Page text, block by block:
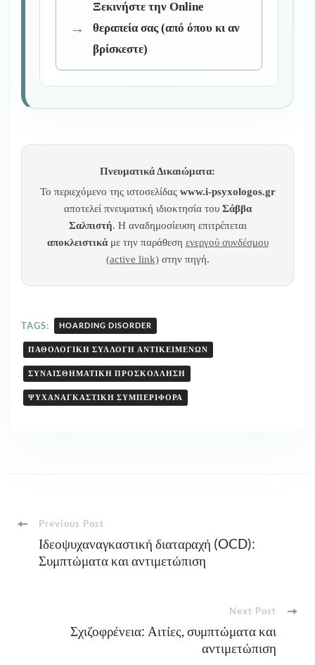
Ξεκινήστε την Online
θεραπεία σας (από όπου κι αν
βρίσκεστε)
Πνευματικά Δικαιώματα:
Το περιεχόμενο της ιστοσελίδας www.i-psyxologos.gr
αποτελεί πνευματική ιδιοκτησία του Σάββα
Σαλπιστή. Η αναδημοσίευση επιτρέπεται
αποκλειστικάμε την παράθεση ενεργού συνδέσμου
(active link)στην πηγή.
TAGS: HOARDING DISORDER
ΠΑΘΟΛΟΓΙΚΉ ΣΥΛΛΟΓΉ ΑΝΤΙΚΕΙΜΈΝΩΝ
ΣΥΝΑΙΣΘΗΜΑΤΙΚΉ ΠΡΟΣΚΌΛΛΗΣΗ
ΨΥΧΑΝΑΓΚΑΣΤΙΚΉ ΣΥΜΠΕΡΙΦΟΡΆ
Post
Navigation
Previous Post
Ιδεοψυχαναγκαστική διαταραχή (OCD):
Συμπτώματα και αντιμετώπιση
Next Post
Σχιζοφρένεια: Αιτίες, συμπτώματα και
αντιμετώπιση